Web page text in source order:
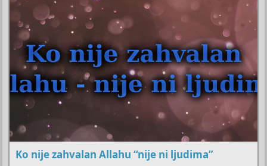
Ko nije zahvalan Allahu “nije ni ljudima”